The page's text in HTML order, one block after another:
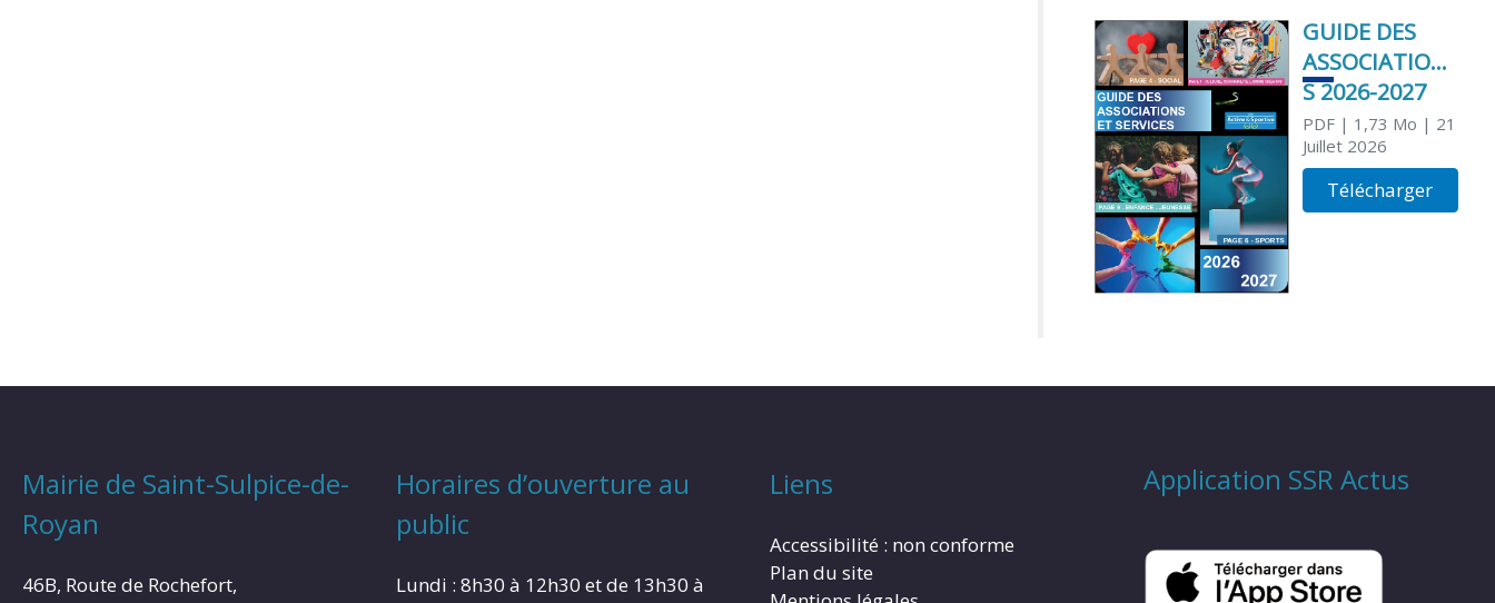
GUIDE DES
ASSOCIATION
S 2026-2027
PDF| 1,73 Mo | 21
Juillet 2026
Télécharger
Mairie de Saint-Sulpice-de-
Royan
46B, Route de Rochefort,
Horaires d’ouverture au
public
Lundi : 8h30 à 12h30 et de 13h30 à
Liens
Accessibilité : non conforme
Plan du site
Application SSR Actus